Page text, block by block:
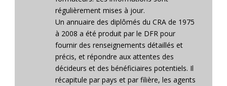
régulièrement mises à jour.
Un annuaire des diplômés du CRA de 1975
à 2008 a été produit par le DFR pour
fournir des renseignements détaillés et
précis, et répondre aux attentes des
décideurs et des bénéficiaires potentiels. Il
récapitule par pays et par filière, les agents